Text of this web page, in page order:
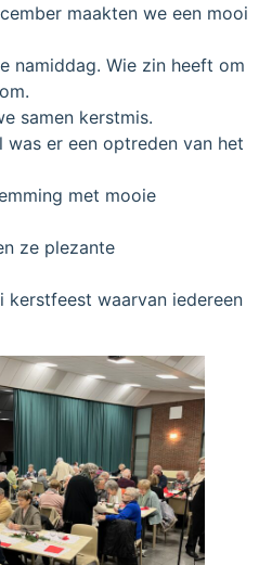
maakten we een mooi
namiddag. Wie zin heeft om
samen kerstmis.
was er een optreden van het
met mooie
ze plezante
kerstfeest waarvan iedereen